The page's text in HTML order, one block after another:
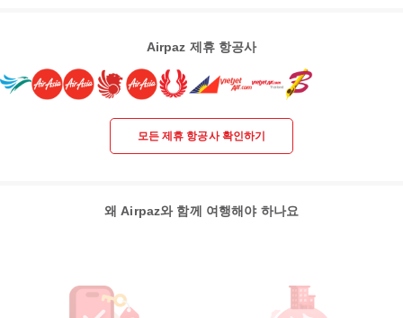
Airpaz 제휴 항공사
모든 제휴 항공사 확인하기
왜 Airpaz와 함께 여행해야 하나요